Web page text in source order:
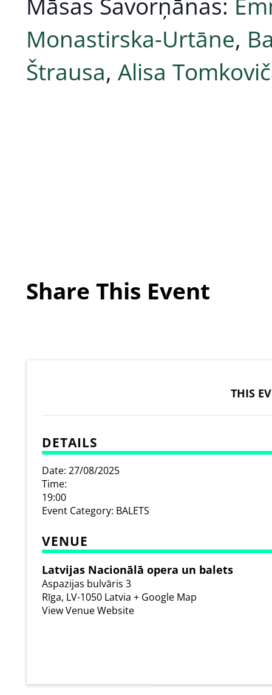
Monastirska-Urtāne,
Štrausa, Alisa
Share This Event
THIS
DETAILS
Date: 27/08/2025
Time:
19:00
Event Category: BALETS
VENUE
Latvijas Nacionālā opera un balets
Aspazijas bulvāris 3
Rīga, LV-1050 Latvia + Google Map
View Venue Website